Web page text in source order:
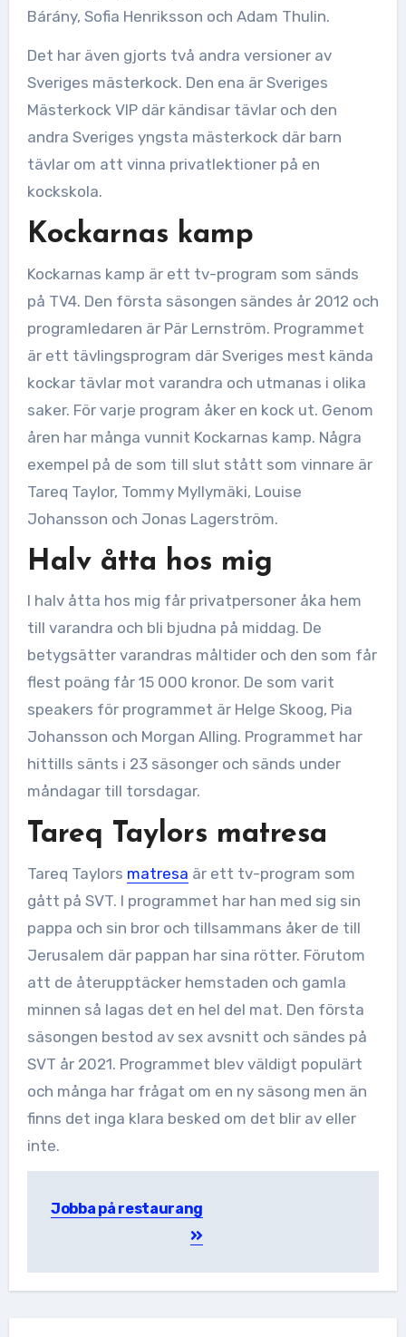
Bárány, Sofia Henriksson och Adam Thulin.
Det har även gjorts två andra versioner av
Sveriges mästerkock. Den ena är Sveriges
Mästerkock VIP där kändisar tävlar och den
andra Sveriges yngsta mästerkock där barn
tävlar om att vinna privatlektioner på en
kockskola.
Kockarnas kamp
Kockarnas kamp är ett tv-program som sänds
på TV4. Den första säsongen sändes år 2012 och
programledaren är Pär Lernström. Programmet
är ett tävlingsprogram där Sveriges mest kända
kockar tävlar mot varandra och utmanas i olika
saker. För varje program åker en kock ut. Genom
åren har många vunnit Kockarnas kamp. Några
exempel på de som till slut stått som vinnare är
Tareq Taylor, Tommy Myllymäki, Louise
Johansson och Jonas Lagerström.
Halv åtta hos mig
I halv åtta hos mig får privatpersoner åka hem
till varandra och bli bjudna på middag. De
betygsätter varandras måltider och den som får
flest poäng får 15 000 kronor. De som varit
speakers för programmet är Helge Skoog, Pia
Johansson och Morgan Alling. Programmet har
hittills sänts i 23 säsonger och sänds under
måndagar till torsdagar.
Tareq Taylors matresa
Tareq Taylors matresa är ett tv-program som
gått på SVT. I programmet har han med sig sin
pappa och sin bror och tillsammans åker de till
Jerusalem där pappan har sina rötter. Förutom
att de återupptäcker hemstaden och gamla
minnen så lagas det en hel del mat. Den första
säsongen bestod av sex avsnitt och sändes på
SVT år 2021. Programmet blev väldigt populärt
och många har frågat om en ny säsong men än
finns det inga klara besked om det blir av eller
inte.
Jobba på restaurang